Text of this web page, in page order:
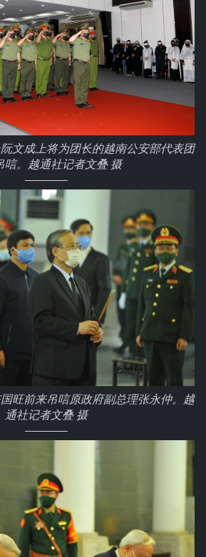
文成上将为团长的越南公安部代表团
唁。越通社记者文叠 摄
旺前来吊唁原政府副总理张永仲。越
通社记者文叠 摄